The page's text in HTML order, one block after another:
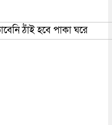
ঠাঁই হবে পাকা ঘরে